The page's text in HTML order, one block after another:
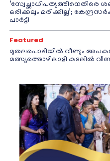
‘സ്വേച്ഛാധിപത്യത്തിനെതിരെ
ഒരിക്കലും മരിക്കില്ല’;
പാർട്ടി
Featured
മുതലപൊഴിയിൽ വീണ്ടും
മത്സ്യത്തൊഴിലാളി കടലിൽ